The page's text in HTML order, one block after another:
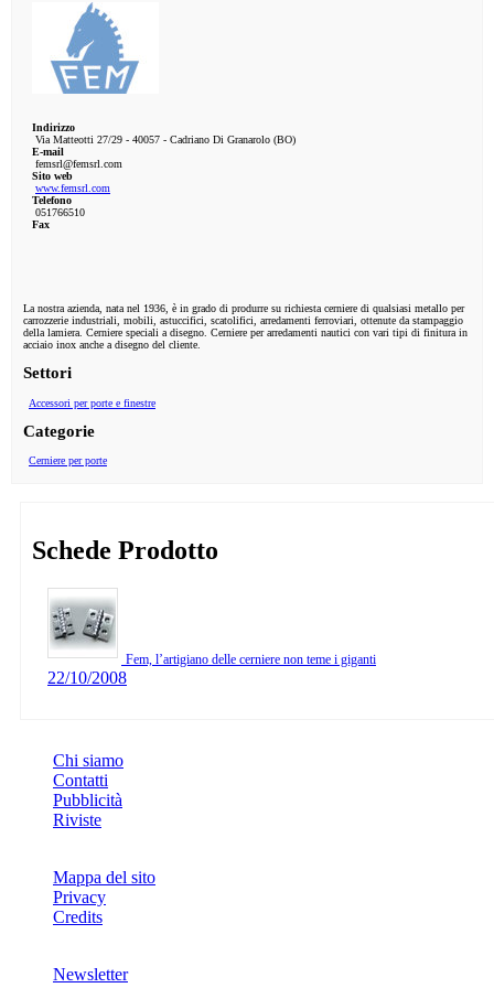
Indirizzo
Via Matteotti 27/29 - 40057 - Cadriano Di Granarolo (BO)
E-mail
femsrl@femsrl.com
Sito web
www.femsrl.com
Telefono
051766510
Fax
La nostra azienda, nata nel 1936, è in grado di produrre su richiesta cerniere di qualsiasi metallo per
carrozzerie industriali, mobili, astuccifici, scatolifici, arredamenti ferroviari, ottenute da stampaggio
della lamiera. Cerniere speciali a disegno. Cerniere per arredamenti nautici con vari tipi di finitura in
acciaio inox anche a disegno del cliente.
Settori
Accessori per porte e finestre
Categorie
Cerniere per porte
Schede Prodotto
Fem, l’artigiano delle cerniere non teme i giganti
22/10/2008
Chi siamo
Contatti
Pubblicità
Riviste
Mappa del sito
Privacy
Credits
Newsletter